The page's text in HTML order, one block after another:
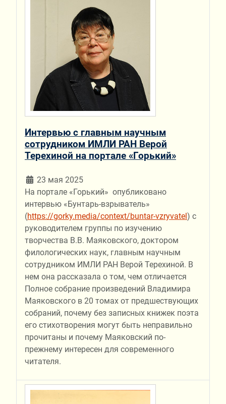
Интервью с главным научным
сотрудником ИМЛИ РАН Верой
Терехиной на портале «Горький»
23 мая 2025
На портале «Горький» опубликовано
интервью «Бунтарь-взрыватель»
(https://gorky.media/context/buntar-vzryvatel ) с
руководителем группы по изучению
творчества В.В. Маяковского, доктором
филологических наук, главным научным
сотрудником ИМЛИ РАН Верой Терехиной. В
нем она рассказала о том, чем отличается
Полное собрание произведений Владимира
Маяковского в 20 томах от предшествующих
собраний, почему без записных книжек поэта
его стихотворения могут быть неправильно
прочитаны и почему Маяковский по-
прежнему интересен для современного
читателя.